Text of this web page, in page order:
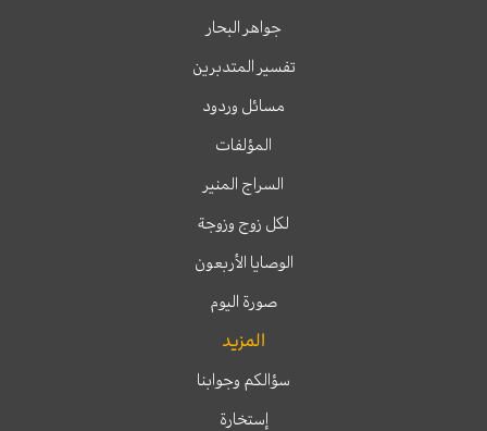
جواهر البحار
تفسير المتدبرين
مسائل وردود
المؤلفات
السراج المنير
لكل زوج وزوجة
الوصايا الأربعون
صورة اليوم
المزيد
سؤالكم وجوابنا
إستخارة